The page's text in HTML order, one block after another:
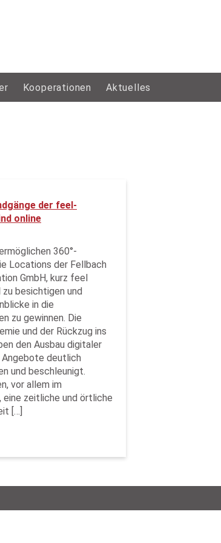
Kooperationen Aktuelles
der feel-
online
360°-
Locations der Fellbach
GmbH, kurz feel
zu besichtigen und
in die
zu gewinnen. Die
und der Rückzug ins
den Ausbau digitaler
deutlich
und beschleunigt.
vor allem im
zeitliche und örtliche
[…]